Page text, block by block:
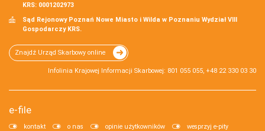
KRS: 0001202973
Sąd Rejonowy Poznań Nowe Miasto i Wilda w Poznaniu Wydział VIII
Gospodarczy KRS.
Znajdź Urząd Skarbowy online
Infolinia Krajowej Informacji Skarbowej: 801 055 055, +48 22 330 03 30
e-file
kontakt o nas opinie użytkowników
wesprzyj e-pity